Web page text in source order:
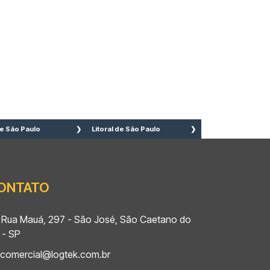
São Paulo
André
Litoral de São Paulo
Ilha Comprida
Itanhaém
Rua Mauá, 297 - São José, São Caetano do
- SP
comercial@logtek.com.br